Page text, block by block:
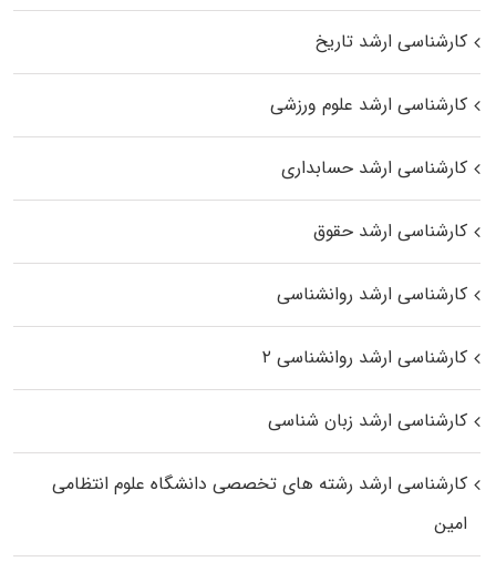
کارشناسی ارشد تاریخ
کارشناسی ارشد علوم ورزشی
کارشناسی ارشد حسابداری
کارشناسی ارشد حقوق
کارشناسی ارشد روانشناسی
کارشناسی ارشد روانشناسی ۲
کارشناسی ارشد زبان شناسی
کارشناسی ارشد رﺷﺘﻪ ﻫﺎی تخصصی داﻧﺸﮕﺎه ﻋﻠﻮم انتظامی
اﻣﻴﻦ